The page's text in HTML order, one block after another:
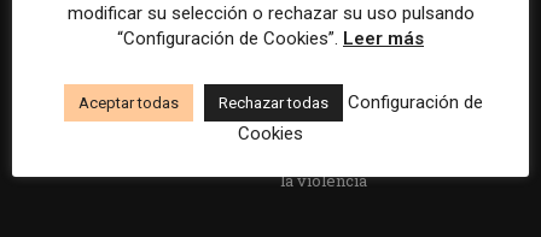
La Marea cierra 2025 con
superávit, pero su
El Premio Gabo 2026
reconoce cinco historias de
Brasil, España y El Salvador
la violencia
modificar su selección o rechazar su uso pulsando
“Configuración de Cookies”. Leer más
Aceptar todas Rechazar todas
Configuración de
Cookies